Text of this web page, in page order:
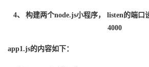
4、 构建两个node.js小程序， listen的端口
4000
app1.js的内容如下：